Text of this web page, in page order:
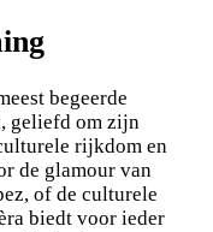
begeerde
geliefd om zijn
rijkdom en
de glamour van
of de culturele
biedt voor ieder